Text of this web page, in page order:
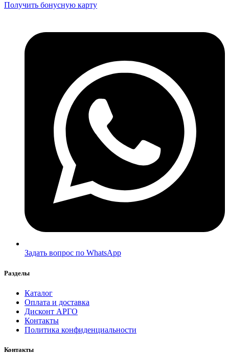
Получить бонусную карту
Задать вопрос по WhatsApp
Разделы
Каталог
Оплата и доставка
Дисконт АРГО
Контакты
Политика конфиденциальности
Контакты